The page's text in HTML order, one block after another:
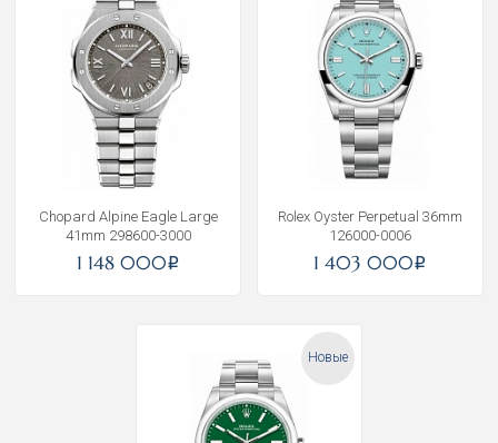
Chopard Alpine Eagle Large
41mm 298600-3000
1 148 000i
Rolex Oyster Perpetual 36mm
126000-0006
1 403 000i
Новые
Получать на почту